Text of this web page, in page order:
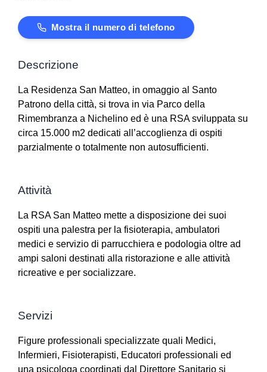
Mostra il numero di telefono
Descrizione
La Residenza San Matteo, in omaggio al Santo
Patrono della città, si trova in via Parco della
Rimembranza a Nichelino ed è una RSA sviluppata su
circa 15.000 m2 dedicati all’accoglienza di ospiti
parzialmente o totalmente non autosufficienti.
Attività
La RSA San Matteo mette a disposizione dei suoi
ospiti una palestra per la fisioterapia, ambulatori
medici e servizio di parrucchiera e podologia oltre ad
ampi saloni destinati alla ristorazione e alle attività
ricreative e per socializzare.
Servizi
Figure professionali specializzate quali Medici,
Infermieri, Fisioterapisti, Educatori professionali ed
una psicologa coordinati dal Direttore Sanitario si